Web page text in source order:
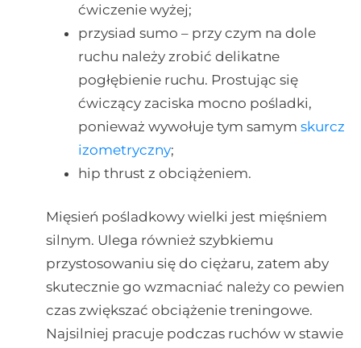
ćwiczenie wyżej;
przysiad sumo – przy czym na dole
ruchu należy zrobić delikatne
pogłębienie ruchu. Prostując się
ćwiczący zaciska mocno pośladki,
ponieważ wywołuje tym samym skurcz
izometryczny;
hip thrust z obciążeniem.
Mięsień pośladkowy wielki jest mięśniem
silnym. Ulega również szybkiemu
przystosowaniu się do ciężaru, zatem aby
skutecznie go wzmacniać należy co pewien
czas zwiększać obciążenie treningowe.
Najsilniej pracuje podczas ruchów w stawie